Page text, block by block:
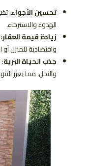
تحسين الأجواء:
الهدوء والاسترخاء.
زيادة قيمة العقار
واقتصادية للمنزل
جذب الحياة البرية:
والنحل، مما يعزز